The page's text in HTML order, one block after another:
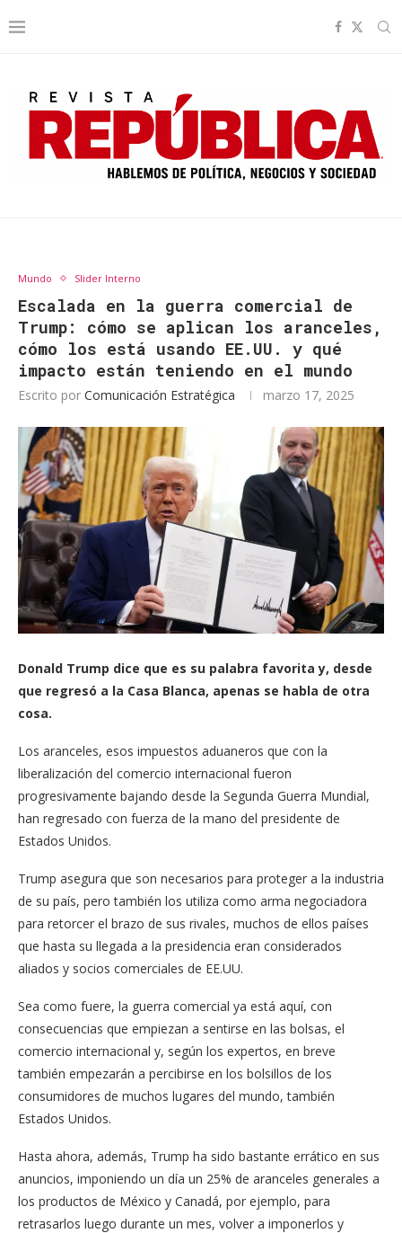
Mundo Slider Interno
Escalada en la guerra comercial de
Trump: cómo se aplican los aranceles,
cómo los está usando EE.UU. y qué
impacto están teniendo en el mundo
Escrito por Comunicación Estratégica marzo 17, 2025
Donald Trump dice que es su palabra favorita y, desde
que regresó a la Casa Blanca, apenas se habla de otra
cosa.
Los aranceles, esos impuestos aduaneros que con la
liberalización del comercio internacional fueron
progresivamente bajando desde la Segunda Guerra Mundial,
han regresado con fuerza de la mano del presidente de
Estados Unidos.
Trump asegura que son necesarios para proteger a la industria
de su país, pero también los utiliza como arma negociadora
para retorcer el brazo de sus rivales, muchos de ellos países
que hasta su llegada a la presidencia eran considerados
aliados y socios comerciales de EE.UU.
Sea como fuere, la guerra comercial ya está aquí, con
consecuencias que empiezan a sentirse en las bolsas, el
comercio internacional y, según los expertos, en breve
también empezarán a percibirse en los bolsillos de los
consumidores de muchos lugares del mundo, también
Estados Unidos.
Hasta ahora, además, Trump ha sido bastante errático en sus
anuncios, imponiendo un día un 25% de aranceles generales a
los productos de México y Canadá, por ejemplo, para
retrasarlos luego durante un mes, volver a imponerlos y